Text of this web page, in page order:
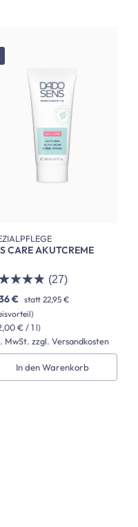
CARE AKUTCREME
(27)
€ / 1 l)
€ statt 22,95 €
MwSt. zzgl. Versandkosten
In den Warenkorb